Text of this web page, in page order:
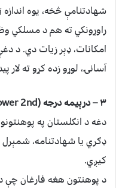
شهادتنامې څخه، یوه
راوړونکي ته هم د مسلکي
امکانات، ډېر زیات دي. د
آسانۍ، لوړو زده کړو ته لار
۳ – درېیمه درجه (Lower 2nd):
دغه د انګلستان په
کیږي.
د پوهنتون هغه فارغان چې